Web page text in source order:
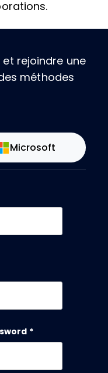
rejoindre une
méthodes
Microsoft
*